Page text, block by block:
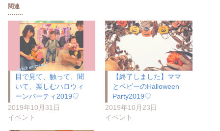
関連
目で見て、触って、聞
いて、楽しむハロウィ
ーンパーティ2019♡
2019年10月31日
イベント
【終了しました】ママ
とベビーのHalloween
Party2019♡
2019年10月23日
イベント